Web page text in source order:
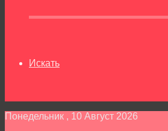
Искать
Понедельник , 10 Август 2026